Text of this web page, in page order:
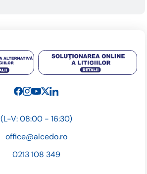
(L-V: 08:00 - 16:30)
office@alcedo.ro
0213 108 349